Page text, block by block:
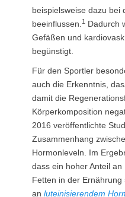
beispielsweise dazu bei
beeinflussen.1 Dadurch
Gefäßen und
begünstigt.
Für den Sportler
auch die Erkenntnis,
damit die
Körperkomposition
2016 veröffentlichte
Zusammenhang
Hormonleveln. Im
dass ein hoher Anteil
Fetten in der
an luteinisierendem